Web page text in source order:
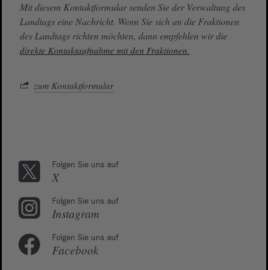
Mit diesem Kontaktformular senden Sie der Verwaltung des
Landtags eine Nachricht. Wenn Sie sich an die Fraktionen
des Landtags richten möchten, dann empfehlen wir die
direkte Kontaktaufnahme mit den Fraktionen.
zum Kontaktformular
Folgen Sie uns auf
X
Folgen Sie uns auf
Instagram
Folgen Sie uns auf
Facebook